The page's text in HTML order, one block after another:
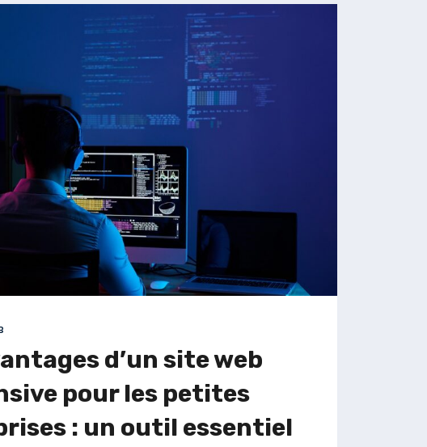
d’un site web
pour les petites
: un outil essentiel